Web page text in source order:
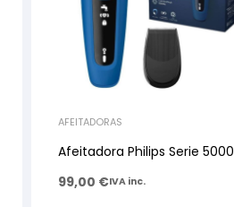
AFEITADORAS
Afeitadora Philips Serie 5000
99,00 €IVA inc.